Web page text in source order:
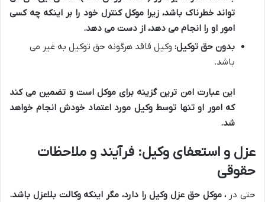
تواند خطرناک باشد، زیرا موکل کنترل خود را بر اینکه چه کسی
امور او را انجام می دهد، از دست می دهد.
بدون حق توکیل: وکیل فاقد هرگونه حق توکیل به غیر می
باشد.
این عبارت امن ترین گزینه برای موکل است و تضمین می کند
که امور او تنها توسط وکیل مورد اعتماد خودش انجام خواهد
شد.
عزل و استعفای وکیل: فرآیند و ملاحظات
حقوقی
حتی در ، موکل حق عزل وکیل را دارد، مگر اینکه وکالت بلاعزل باشد.